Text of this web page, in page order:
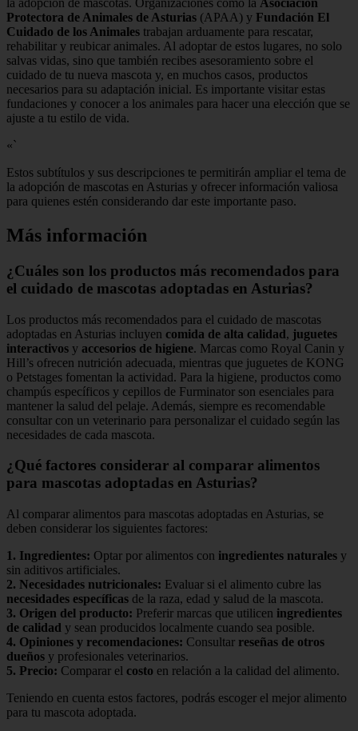
la adopción de mascotas. Organizaciones como la Asociación
Protectora de Animales de Asturias (APAA) y Fundación El
Cuidado de los Animales trabajan arduamente para rescatar,
rehabilitar y reubicar animales. Al adoptar de estos lugares, no solo
salvas vidas, sino que también recibes asesoramiento sobre el
cuidado de tu nueva mascota y, en muchos casos, productos
necesarios para su adaptación inicial. Es importante visitar estas
fundaciones y conocer a los animales para hacer una elección que se
ajuste a tu estilo de vida.
«`
Estos subtítulos y sus descripciones te permitirán ampliar el tema de
la adopción de mascotas en Asturias y ofrecer información valiosa
para quienes estén considerando dar este importante paso.
Más información
¿Cuáles son los productos más recomendados para
el cuidado de mascotas adoptadas en Asturias?
Los productos más recomendados para el cuidado de mascotas
adoptadas en Asturias incluyen comida de alta calidad, juguetes
interactivos y accesorios de higiene. Marcas como Royal Canin y
Hill’s ofrecen nutrición adecuada, mientras que juguetes de KONG
o Petstages fomentan la actividad. Para la higiene, productos como
champús específicos y cepillos de Furminator son esenciales para
mantener la salud del pelaje. Además, siempre es recomendable
consultar con un veterinario para personalizar el cuidado según las
necesidades de cada mascota.
¿Qué factores considerar al comparar alimentos
para mascotas adoptadas en Asturias?
Al comparar alimentos para mascotas adoptadas en Asturias, se
deben considerar los siguientes factores:
1. Ingredientes: Optar por alimentos con ingredientes naturales y
sin aditivos artificiales.
2. Necesidades nutricionales: Evaluar si el alimento cubre las
necesidades específicas de la raza, edad y salud de la mascota.
3. Origen del producto: Preferir marcas que utilicen ingredientes
de calidad y sean producidos localmente cuando sea posible.
4. Opiniones y recomendaciones: Consultar reseñas de otros
dueños y profesionales veterinarios.
5. Precio: Comparar el costo en relación a la calidad del alimento.
Teniendo en cuenta estos factores, podrás escoger el mejor alimento
para tu mascota adoptada.